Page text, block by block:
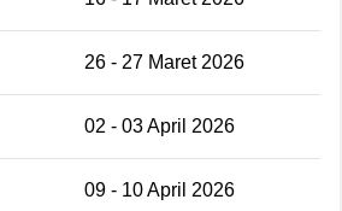
26 - 27 Maret 2026
02 - 03 April 2026
09 - 10 April 2026